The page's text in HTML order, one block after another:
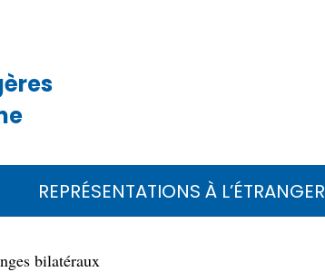
REPRÉSENTATIONS À L’ÉTRANGER
bilatéraux